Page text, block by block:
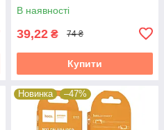
В наявності
39,22 ₴ 74 ₴
Купити
Новинка –47%